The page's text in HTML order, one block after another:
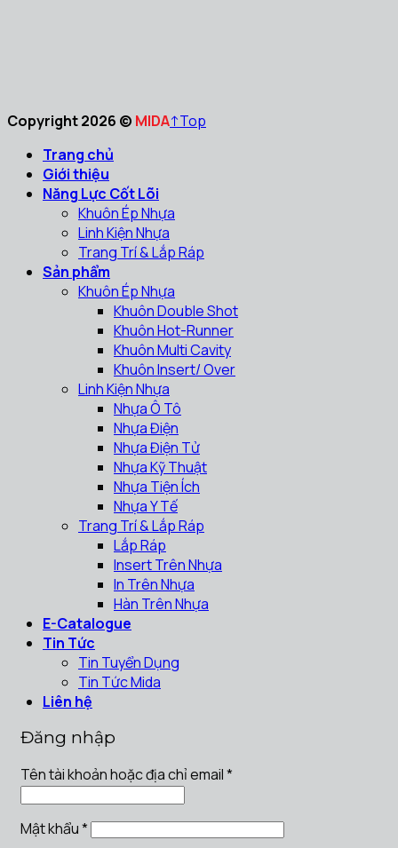
Copyright 2026 © MIDA↑Top
Trang chủ
Giới thiệu
Năng Lực Cốt Lõi
Khuôn Ép Nhựa
Linh Kiện Nhựa
Trang Trí & Lắp Ráp
Sản phẩm
Khuôn Ép Nhựa
Khuôn Double Shot
Khuôn Hot-Runner
Khuôn Multi Cavity
Khuôn Insert/ Over
Linh Kiện Nhựa
Nhựa Ô Tô
Nhựa Điện
Nhựa Điện Tử
Nhựa Kỹ Thuật
Nhựa Tiện Ích
Nhựa Y Tế
Trang Trí & Lắp Ráp
Lắp Ráp
Insert Trên Nhựa
In Trên Nhựa
Hàn Trên Nhựa
E-Catalogue
Tin Tức
Tin Tuyển Dụng
Tin Tức Mida
Liên hệ
Đăng nhập
Tên tài khoản hoặc địa chỉ email*
Mật khẩu*